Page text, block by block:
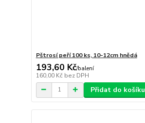
Pštrosí peří 100 ks, 10-12cm hnědá
193,60 Kč/balení
160,00 Kč bez DPH
Přidat do košíku